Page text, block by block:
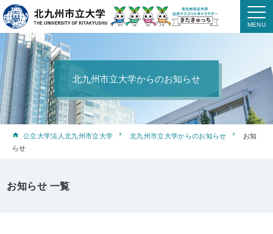
北九州市立大学からのお知らせ
公立大学法人北九州市立大学 北九州市立大学からのお知らせ
お知
らせ
お知らせ 一覧